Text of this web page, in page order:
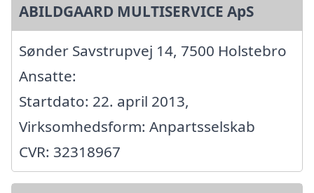
ABILDGAARD MULTISERVICE ApS
Sønder Savstrupvej 14, 7500 Holstebro
Ansatte:
Startdato: 22. april 2013,
Virksomhedsform: Anpartsselskab
CVR: 32318967